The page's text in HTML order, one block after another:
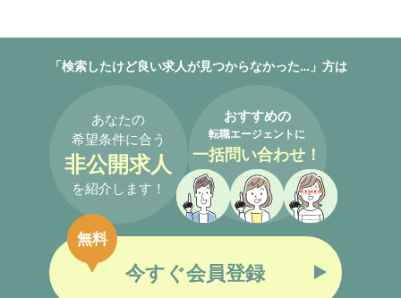
「検索したけど良い求人が見つからなかった…」方は
あなたの
希望条件に合う
非公開求人
を紹介します！
おすすめの
転職エージェントに
一括問い合わせ！
今すぐ会員登録
無料